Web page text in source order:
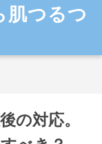
肌つるつ
の対応。